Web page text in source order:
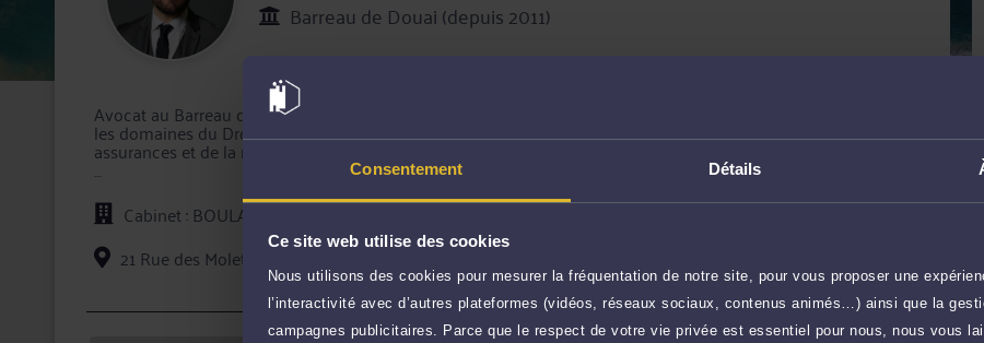
Consentement Détails
Ce site web utilise des cookies
Nous utilisons des cookies pour mesurer la fréquentation de notre site, pour vous proposer une
l’interactivité avec d’autres plateformes (vidéos, réseaux sociaux, contenus animés…) ainsi que la
campagnes publicitaires. Parce que le respect de votre vie privée est essentiel pour nous, nous vous
Barreau de Douai (depuis 2011)
Avocat au Barreau de Douai, Maître Jérémie BOULAIRE met ses compétences au service de ses clients dans
les domaines du Droit du crédit et de la consommation, du droit immobilier et du droit des contrats, des
assurances et de la responsabilité.
En 2017, avec trois autres confrères, il crée NEXT AVOCAT, société d'avocats inter-barreaux dont le siège est à
Marseille.
Cabinet : BOULAIRE
21 Rue des Molettes 59286 ROOST WARENDIN
Voir plus